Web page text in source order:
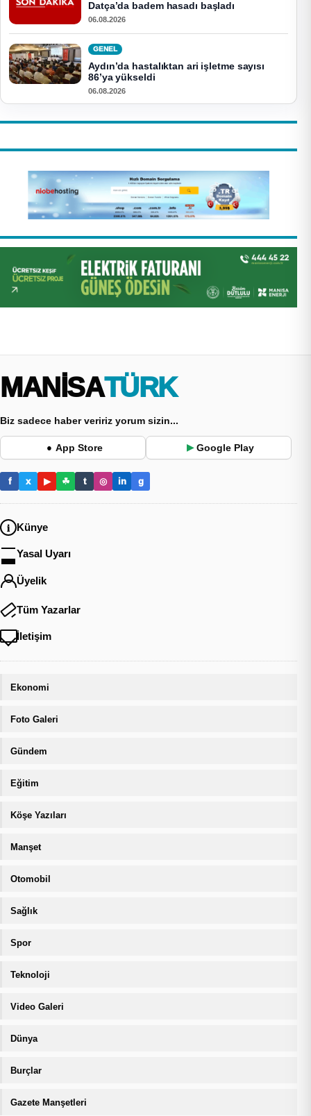
Datça’da badem hasadı başladı
06.08.2026
GENEL
Aydın’da hastalıktan ari işletme sayısı
86’ya yükseldi
06.08.2026
MANİSA TÜRK
Biz sadece haber veririz yorum sizin...
● App Store ▶ Google Play
f x ▶ ☘ t ◎ in g
Künye
Yasal Uyarı
Üyelik
Tüm Yazarlar
İletişim
Ekonomi
Foto Galeri
Gündem
Eğitim
Köşe Yazıları
Manşet
Otomobil
Sağlık
Spor
Teknoloji
Video Galeri
Dünya
Burçlar
Gazete Manşetleri